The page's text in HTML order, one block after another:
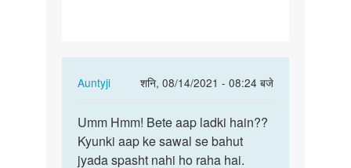
Auntyji
शनि, 08/14/2021 - 08:24 बजे
In
to
Mam
maine
Umm
Hmm!
Bete
Umm Hmm! Bete aap ladki hain??
Kyunki aap ke sawal se bahut
jyada spasht nahi ho raha hai.